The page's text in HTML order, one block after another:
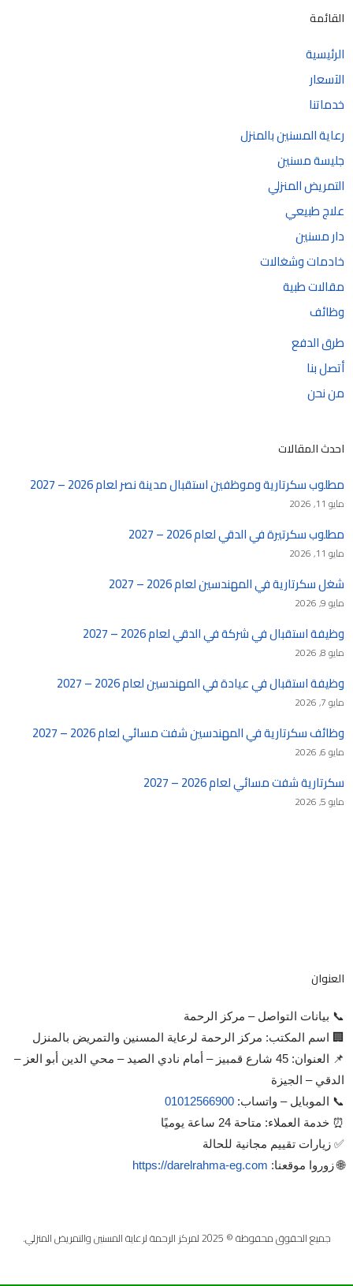
القائمة
الرئيسية
الآسعار
خدماتنا
رعاية المسنين بالمنزل
جليسة مسنين
التمريض المنزلي
علاج طبيعي
دار مسنين
خادمات وشغالات
مقالات طبية
وظائف
طرق الدفع
أتصل بنا
من نحن
احدث المقالات
مطلوب سكرتارية وموظفين استقبال مدينة نصر لعام 2026 – 2027
مايو 11, 2026
مطلوب سكرتيرة في الدقي لعام 2026 – 2027
مايو 11, 2026
شغل سكرتارية في المهندسين لعام 2026 – 2027
مايو 9, 2026
وظيفة استقبال في شركة في الدقي لعام 2026 – 2027
مايو 8, 2026
وظيفة استقبال في عيادة في المهندسين لعام 2026 – 2027
مايو 7, 2026
وظائف سكرتارية في المهندسين شفت مسائي لعام 2026 – 2027
مايو 6, 2026
سكرتارية شفت مسائي لعام 2026 – 2027
مايو 5, 2026
العنوان
📞 بيانات التواصل – مركز الرحمة
🏢 اسم المكتب: مركز الرحمة لرعاية المسنين والتمريض بالمنزل
📌 العنوان: 45 شارع قمبيز – أمام نادي الصيد – محي الدين أبو العز –
الدقي – الجيزة
📞 الموبايل – واتساب:01012566900
⏰ خدمة العملاء: متاحة 24 ساعة يوميًا
✅ زيارات تقييم مجانية للحالة
🌐 زوروا موقعنا: https://darelrahma-eg.com
جميع الحقوق محفوظة © 2025 لمركز الرحمة لرعاية المسنين والتمريض المنزلي.